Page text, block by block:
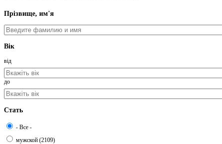
Прізвище, им'я
Вік
від
до
Стать
- Все -
мужской (2109)